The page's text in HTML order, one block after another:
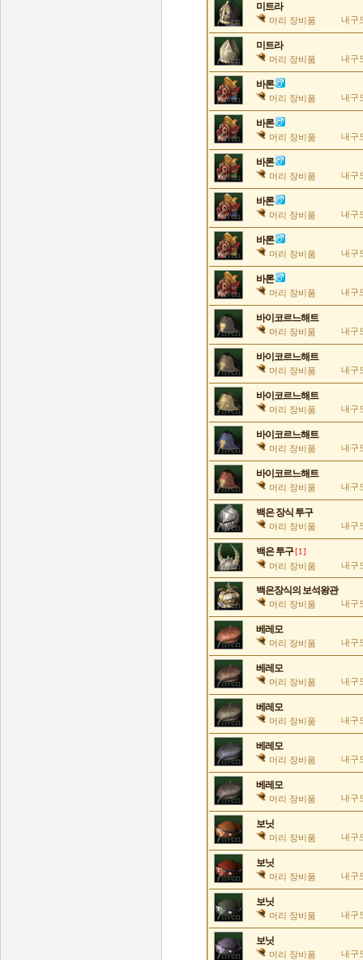
미트라
머리 장비품 내구
미트라
머리 장비품 내구
바론
머리 장비품 내구
바론
머리 장비품 내구
바론
머리 장비품 내구
바론
머리 장비품 내구
바론
머리 장비품 내구
바론
머리 장비품 내구
바이코르느해트
머리 장비품 내구
바이코르느해트
머리 장비품 내구
바이코르느해트
머리 장비품 내구
바이코르느해트
머리 장비품 내구
바이코르느해트
머리 장비품 내구
백은 장식 투구
머리 장비품 내구
백은 투구 [1]
머리 장비품 내구
백은장식의 보석왕관
머리 장비품 내구
베레모
머리 장비품 내구
베레모
머리 장비품 내구
베레모
머리 장비품 내구
베레모
머리 장비품 내구
베레모
머리 장비품 내구
보닛
머리 장비품 내구
보닛
머리 장비품 내구
보닛
머리 장비품 내구
보닛
머리 장비품 내구